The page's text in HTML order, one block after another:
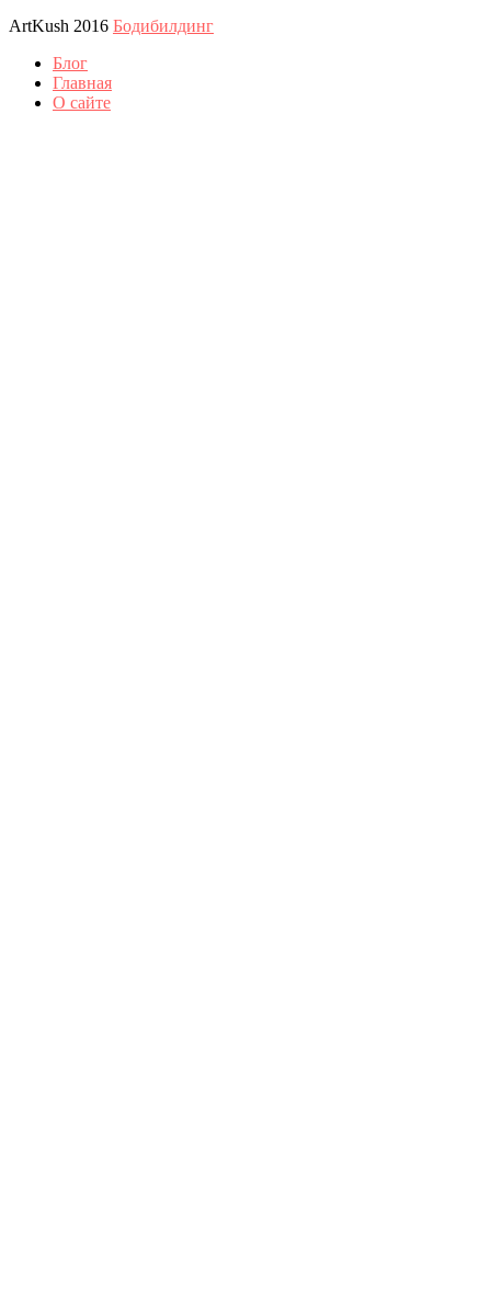
ArtKush 2016 Бодибилдинг
Блог
Главная
О сайте